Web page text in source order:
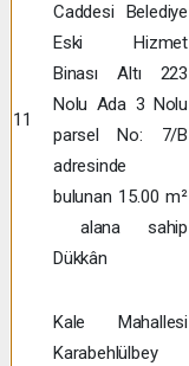
11
Caddesi Belediye
Eski Hizmet
Binası Altı 223
Nolu Ada 3 Nolu
parsel No: 7/B
adresinde
bulunan 15.00 m²
alana sahip
Dükkân
Kale Mahallesi
Karabehlülbey